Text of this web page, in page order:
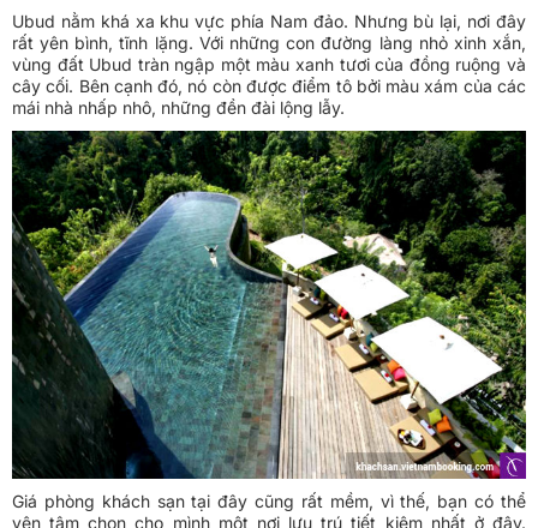
Ubud nằm khá xa khu vực phía Nam đảo. Nhưng bù lại, nơi đây
rất yên bình, tĩnh lặng. Với những con đường làng nhỏ xinh xắn,
vùng đất Ubud tràn ngập một màu xanh tươi của đồng ruộng và
cây cối. Bên cạnh đó, nó còn được điểm tô bởi màu xám của các
mái nhà nhấp nhô, những đền đài lộng lẫy.
Giá phòng khách sạntại đây cũng rất mềm, vì thế, bạn có thể
yên tâm chọn cho mình một nơi lưu trú tiết kiệm nhất ở đây.